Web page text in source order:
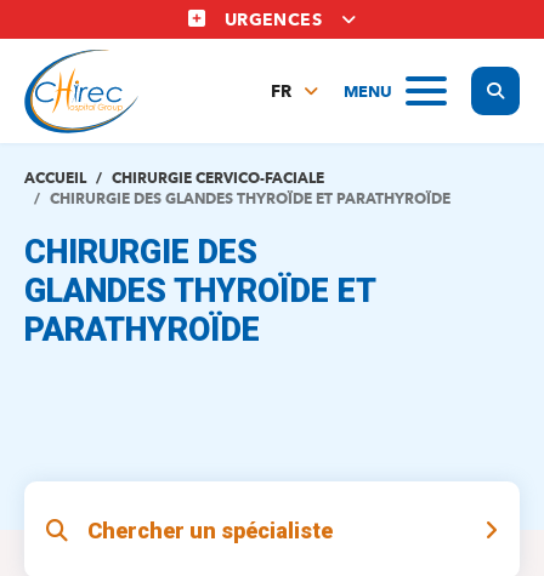
au
contenu
principal
URGENCES
MENU
FR
EN
ACCUEIL
CHIRURGIE CERVICO-FACIALE
CHIRURGIE DES GLANDES THYROÏDE ET PARATHYROÏDE
CHIRURGIE DES
GLANDES THYROÏDE ET
PARATHYROÏDE
Chercher un spécialiste